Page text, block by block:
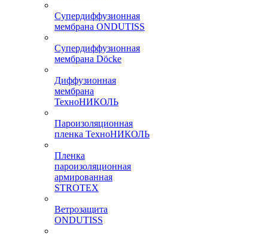
Супердиффузионная
мембрана ONDUTISS
Супердиффузионная
мембрана Döcke
Диффузионная
мембрана
ТехноНИКОЛЬ
Пароизоляционная
пленка ТехноНИКОЛЬ
Пленка
пароизоляционная
армированная
STROTEX
Ветрозащита
ONDUTISS